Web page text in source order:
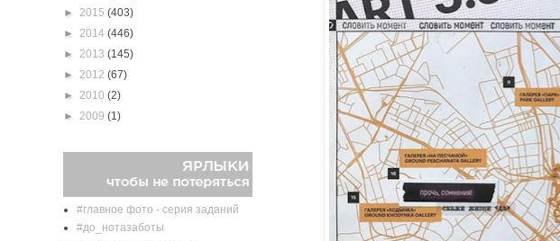
► 2015 (403)
► 2014 (446)
► 2013 (145)
► 2012 (67)
► 2010 (2)
► 2009 (1)
#главное фото - серия заданий
#до_нотазаботы